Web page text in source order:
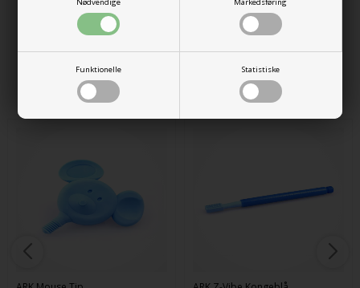
Funktionelle Statistiske
550610095
Alternative produkter